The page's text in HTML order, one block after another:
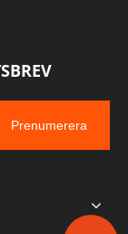
Prenumerera